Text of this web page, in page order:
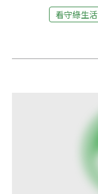
看守綠生活